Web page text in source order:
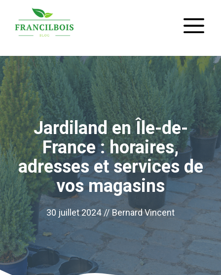
contenu
Jardiland en Île-de-
France : horaires,
adresses et services de
vos magasins
30 juillet 2024 // Bernard Vincent